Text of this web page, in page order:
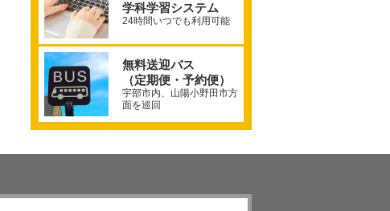
学科学習システム
24時間いつでも利用可能
無料送迎バス
（定期便・予約便）
宇部市内、山陽小野田市方
面を巡回